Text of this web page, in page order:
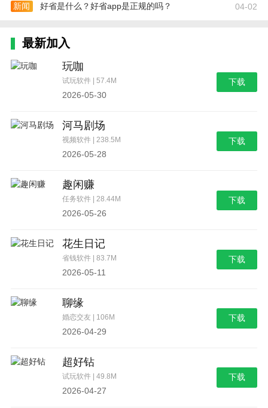
新闻 好省是什么？好省app是正规的吗？ 04-02
最新加入
玩咖
试玩软件 | 57.4M
2026-05-30
下载
河马剧场
视频软件 | 238.5M
2026-05-28
下载
趣闲赚
任务软件 | 28.44M
2026-05-26
下载
花生日记
省钱软件 | 83.7M
2026-05-11
下载
聊缘
婚恋交友 | 106M
2026-04-29
下载
超好钻
试玩软件 | 49.8M
2026-04-27
下载